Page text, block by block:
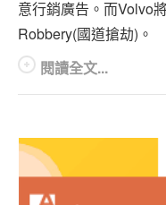
意行銷廣告。而Volvo
Robbery(國道搶劫)。
閱讀全文...